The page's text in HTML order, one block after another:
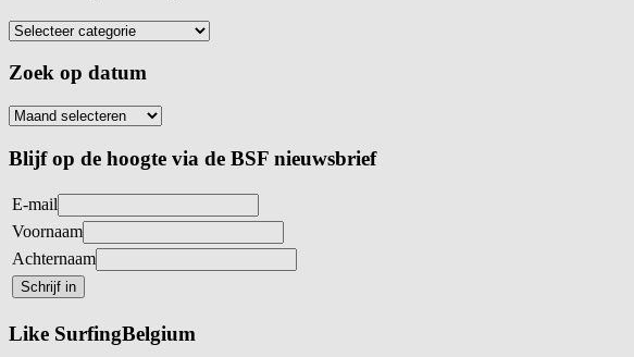
Zoek op datum
Blijf op de hoogte via de BSF nieuwsbrief
E-mail
Voornaam
Achternaam
Schrijf in
Like SurfingBelgium